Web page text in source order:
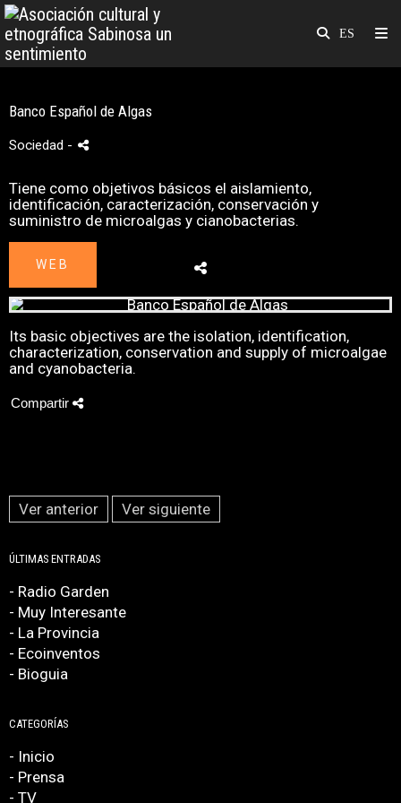
Banco Español de Algas
Sociedad -
Tiene como objetivos básicos el aislamiento,
identificación, caracterización, conservación y
suministro de microalgas y cianobacterias.
WEB
Its basic objectives are the isolation, identification,
characterization, conservation and supply of microalgae
and cyanobacteria.
Compartir
Ver anterior Ver siguiente
ÚLTIMAS ENTRADAS
- Radio Garden
- Muy Interesante
- La Provincia
- Ecoinventos
- Bioguia
CATEGORÍAS
- Inicio
- Prensa
- TV